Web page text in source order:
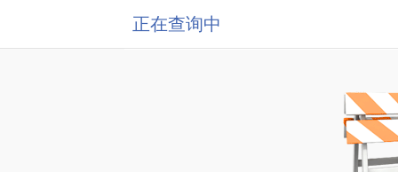
正在查询中